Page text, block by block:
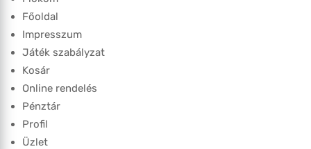
Főoldal
Impresszum
Játék szabályzat
Kosár
Online rendelés
Pénztár
Profil
Üzlet